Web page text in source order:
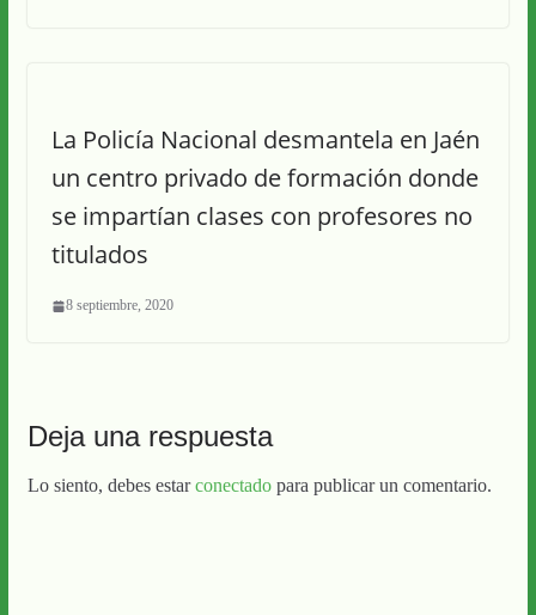
La Policía Nacional desmantela en Jaén
un centro privado de formación donde
se impartían clases con profesores no
titulados
8 septiembre, 2020
Deja una respuesta
Lo siento, debes estarconectadopara publicar un comentario.